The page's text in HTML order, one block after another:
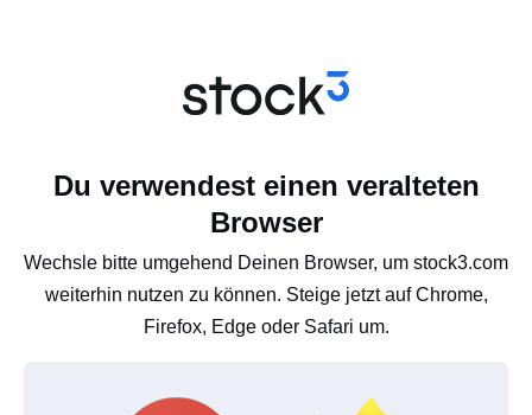
Du verwendest einen veralteten
Browser
Wechsle bitte umgehend Deinen Browser, um stock3.com
weiterhin nutzen zu können. Steige jetzt auf Chrome,
Firefox, Edge oder Safari um.